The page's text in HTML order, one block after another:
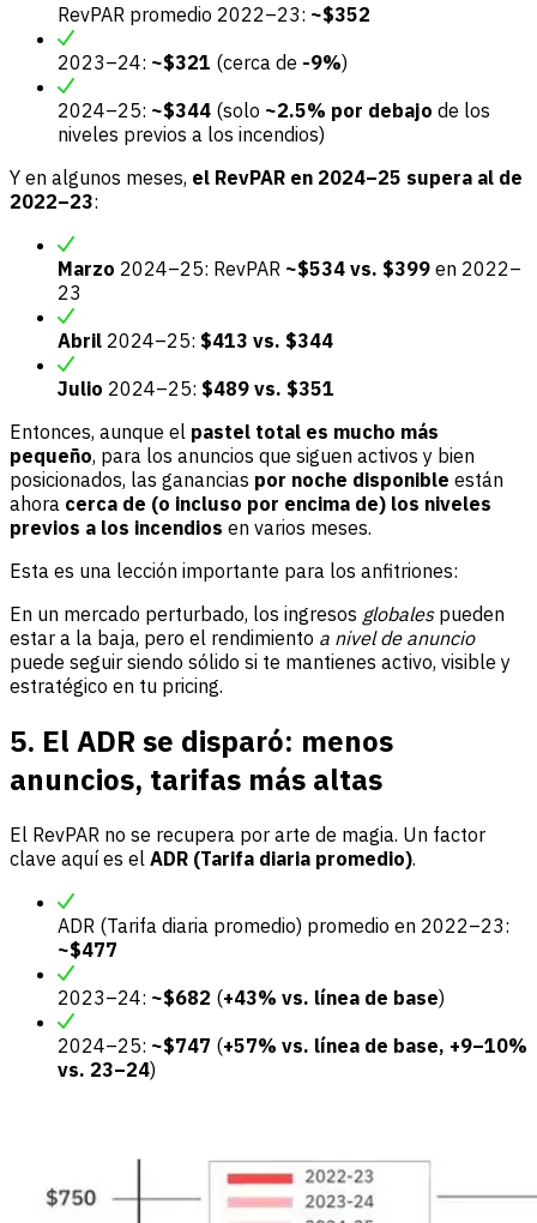
RevPAR promedio 2022–23: ~$352
2023–24: ~$321 (cerca de -9%)
2024–25: ~$344 (solo ~2.5% por debajo de los
niveles previos a los incendios)
Y en algunos meses, el RevPAR en 2024–25 supera al de
2022–23:
Marzo 2024–25: RevPAR ~$534 vs. $399 en 2022–
23
Abril 2024–25: $413 vs. $344
Julio 2024–25: $489 vs. $351
Entonces, aunque el pastel total es mucho más
pequeño, para los anuncios que siguen activos y bien
posicionados, las ganancias por noche disponible están
ahora cerca de (o incluso por encima de) los niveles
previos a los incendios en varios meses.
Esta es una lección importante para los anfitriones:
En un mercado perturbado, los ingresos globalespueden
estar a la baja, pero el rendimiento a nivel de anuncio
puede seguir siendo sólido si te mantienes activo, visible y
estratégico en tu pricing.
5. El ADR se disparó: menos
anuncios, tarifas más altas
El RevPAR no se recupera por arte de magia. Un factor
clave aquí es el ADR (Tarifa diaria promedio).
ADR (Tarifa diaria promedio) promedio en 2022–23:
~$477
2023–24: ~$682 (+43% vs. línea de base)
2024–25: ~$747 (+57% vs. línea de base, +9–10%
vs. 23–24)